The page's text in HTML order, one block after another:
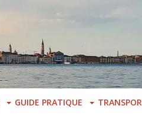
GUIDE PRATIQUE